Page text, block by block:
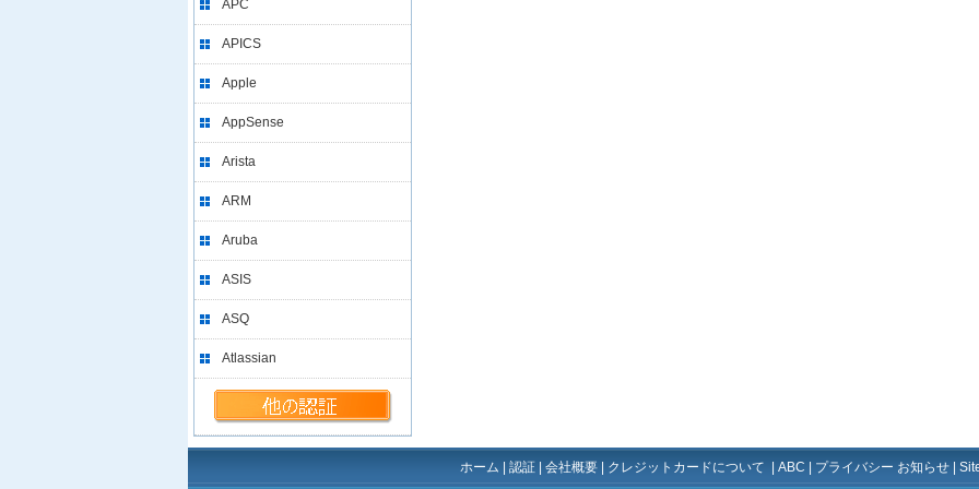
APC
APICS
Apple
AppSense
Arista
ARM
Aruba
ASIS
ASQ
Atlassian
ホーム 認証 会社概要 クレジットカードについて ABC プライバシー お知らせ